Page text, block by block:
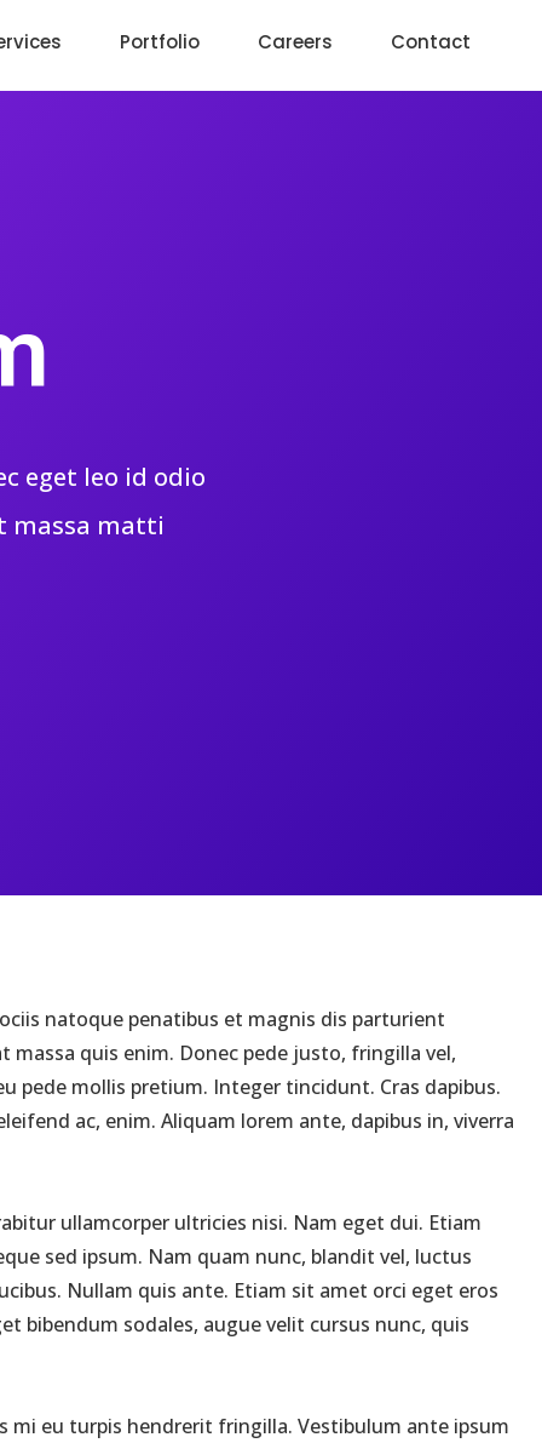
Portfolio Careers Contact
eget leo id odio
massa matti
natoque penatibus et magnis dis parturient
quis enim. Donec pede justo, fringilla vel,
pede mollis pretium. Integer tincidunt. Cras dapibus.
ac, enim. Aliquam lorem ante, dapibus in, viverra
ullamcorper ultricies nisi. Nam eget dui. Etiam
sed ipsum. Nam quam nunc, blandit vel, luctus
Nullam quis ante. Etiam sit amet orci eget eros
bibendum sodales, augue velit cursus nunc, quis
mi eu turpis hendrerit fringilla. Vestibulum ante ipsum